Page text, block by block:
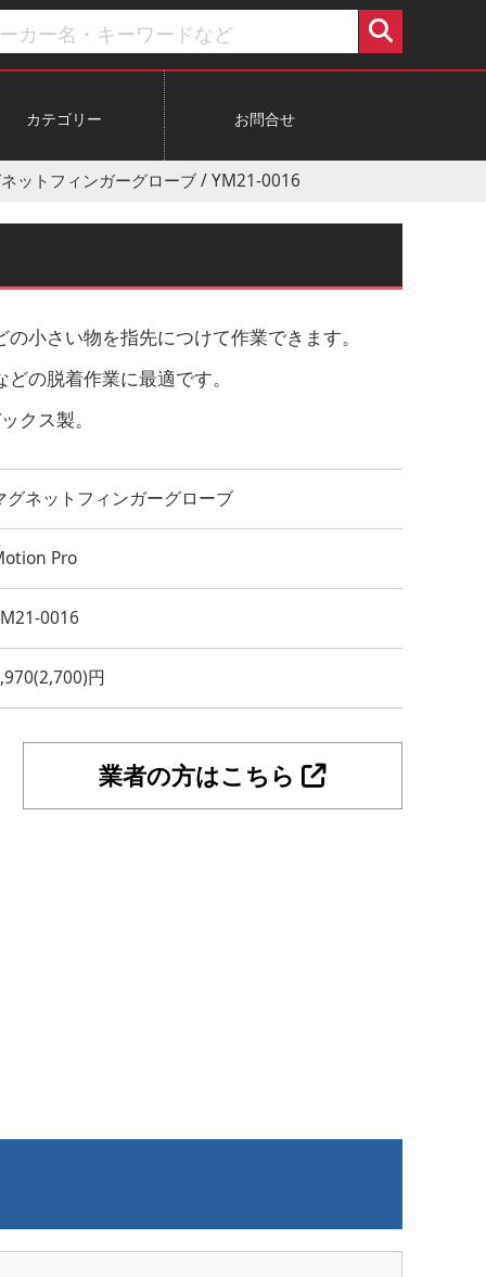
お問合せ
カテゴリー
ットフィンガーグローブ / YM21-0016
小さい物を指先につけて作業できます。
の脱着作業に最適です。
クス製。
グネットフィンガーグローブ
Pro
0016
円
業者の方はこちら